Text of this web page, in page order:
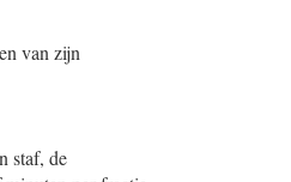
van zijn
staf, de